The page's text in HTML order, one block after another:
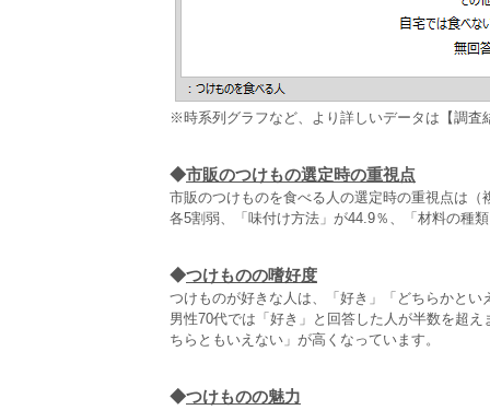
※時系列グラフなど、より詳しいデータは【調査
◆市販のつけもの選定時の重視点
市販のつけものを食べる人の選定時の重視点は
各5割弱、「味付け方法」が44.9％、「材料の種
◆つけものの嗜好度
つけものが好きな人は、「好き」「どちらかとい
男性70代では「好き」と回答した人が半数を超
ちらともいえない」が高くなっています。
◆つけものの魅力